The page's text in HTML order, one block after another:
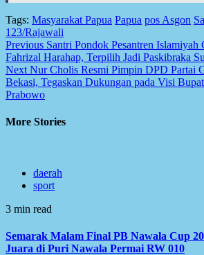
Tags: Masyarakat Papua Papua pos Asgon
123/Rajawali
Post
navigation
Previous Santri Pondok Pesantren
Fahrizal Harahap, Terpilih Jadi Paskibraka
Next Nur Cholis Resmi Pimpin DPD Partai
Bekasi, Tegaskan Dukungan pada Visi
Prabowo
More Stories
daerah
sport
3 min read
Semarak Malam Final PB Nawala Cup
Juara di Puri Nawala Permai RW 010